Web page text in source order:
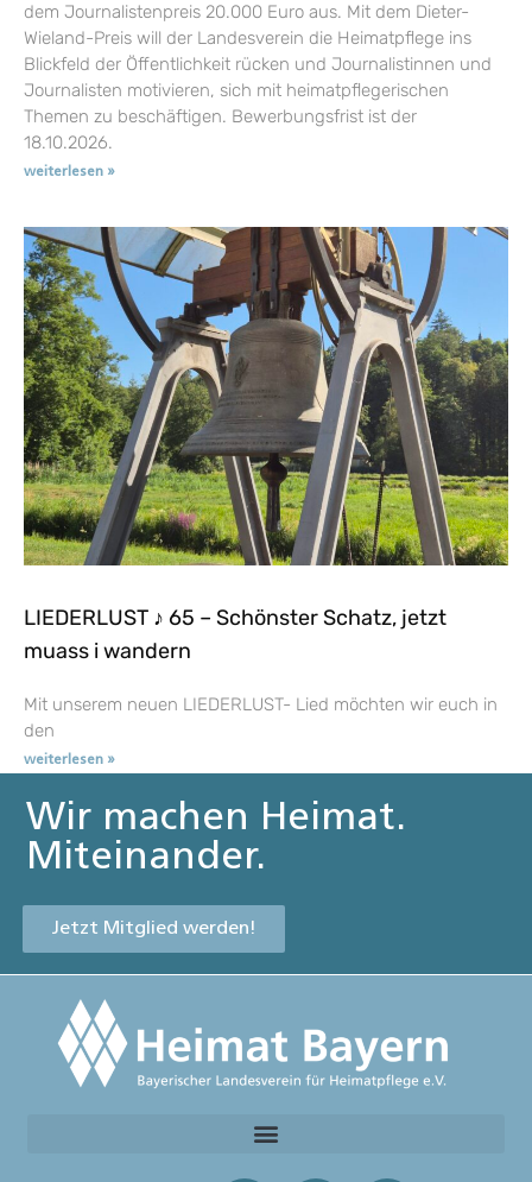
dem Journalistenpreis 20.000 Euro aus. Mit dem Dieter-
Wieland-Preis will der Landesverein die Heimatpflege ins
Blickfeld der Öffentlichkeit rücken und Journalistinnen und
Journalisten motivieren, sich mit heimatpflegerischen
Themen zu beschäftigen. Bewerbungsfrist ist der
18.10.2026.
weiterlesen »
LIEDERLUST ♪ 65 – Schönster Schatz, jetzt
muass i wandern
Mit unserem neuen LIEDERLUST- Lied möchten wir euch in
den
weiterlesen »
Wir machen Heimat.
Miteinander.
Jetzt Mitglied werden!